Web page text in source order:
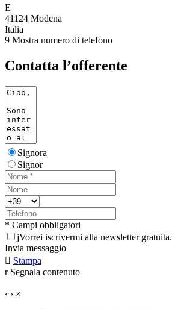
E
41124 Modena
Italia
9 Mostra numero di telefono
Contatta l’offerente
Signora
Signor
* Campi obbligatori
jVorrei iscrivermi alla newsletter gratuita.
Invia messaggio
 Stampa
r Segnala contenuto
‹ › ×